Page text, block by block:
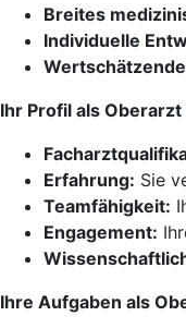
Breites
Individuelle
Ihr Profil als
Erfahrung: Sie
Teamfähigkeit:
Engagement:
Ihre Aufgaben als